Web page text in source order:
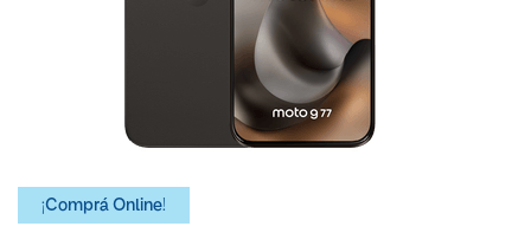
¡Comprá Online!